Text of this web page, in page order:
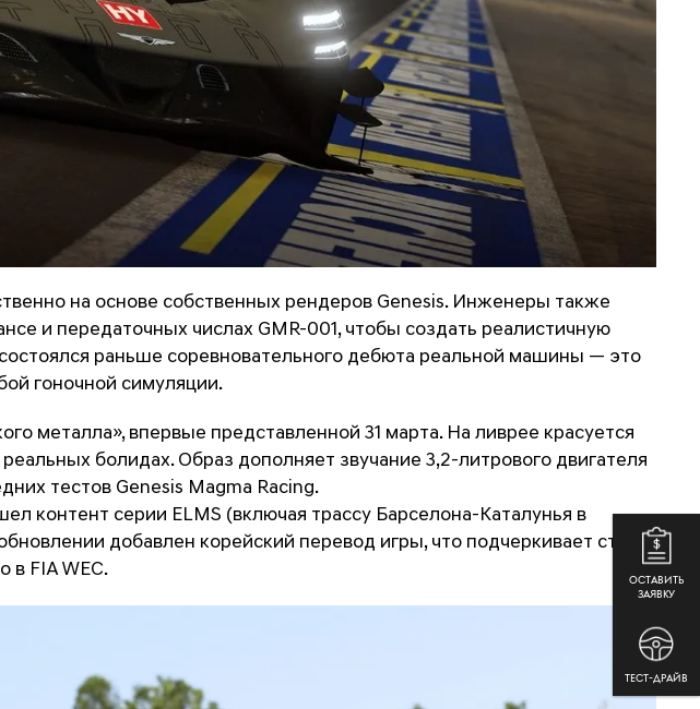
на основе собственных рендеров Genesis. Инженеры также
и передаточных числах GMR-001, чтобы создать реалистичную
раньше соревновательного дебюта реальной машины — это
гоночной симуляции.
металла», впервые представленной 31 марта. На ливрее красуется
болидах. Образ дополняет звучание 3,2-литрового двигателя
тестов Genesis Magma Racing.
контент серии ELMS (включая трассу Барселона-Каталунья в
добавлен корейский перевод игры, что подчеркивает статус
в FIA WEC.
ОСТАВИТЬ
ЗАЯВКУ
ТЕСТ-ДРАЙВ